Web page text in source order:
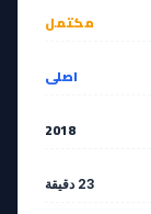
مكتمل
اصلي
2018
23 دقيقة